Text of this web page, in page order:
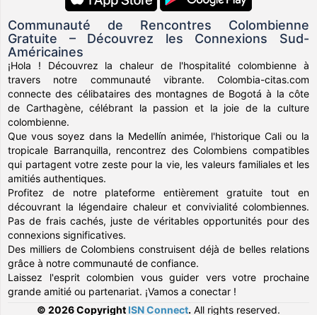
Communauté de Rencontres Colombienne
Gratuite – Découvrez les Connexions Sud-
Américaines
¡Hola ! Découvrez la chaleur de l'hospitalité colombienne à
travers notre communauté vibrante. Colombia-citas.com
connecte des célibataires des montagnes de Bogotá à la côte
de Carthagène, célébrant la passion et la joie de la culture
colombienne.
Que vous soyez dans la Medellín animée, l'historique Cali ou la
tropicale Barranquilla, rencontrez des Colombiens compatibles
qui partagent votre zeste pour la vie, les valeurs familiales et les
amitiés authentiques.
Profitez de notre plateforme entièrement gratuite tout en
découvrant la légendaire chaleur et convivialité colombiennes.
Pas de frais cachés, juste de véritables opportunités pour des
connexions significatives.
Des milliers de Colombiens construisent déjà de belles relations
grâce à notre communauté de confiance.
Laissez l'esprit colombien vous guider vers votre prochaine
grande amitié ou partenariat. ¡Vamos a conectar !
© 2026 Copyright ISN Connect. All rights reserved.